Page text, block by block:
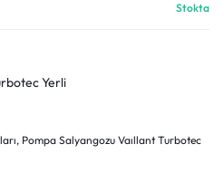
Stokta
Yerli
, Pompa Salyangozu Vaıllant Turbotec